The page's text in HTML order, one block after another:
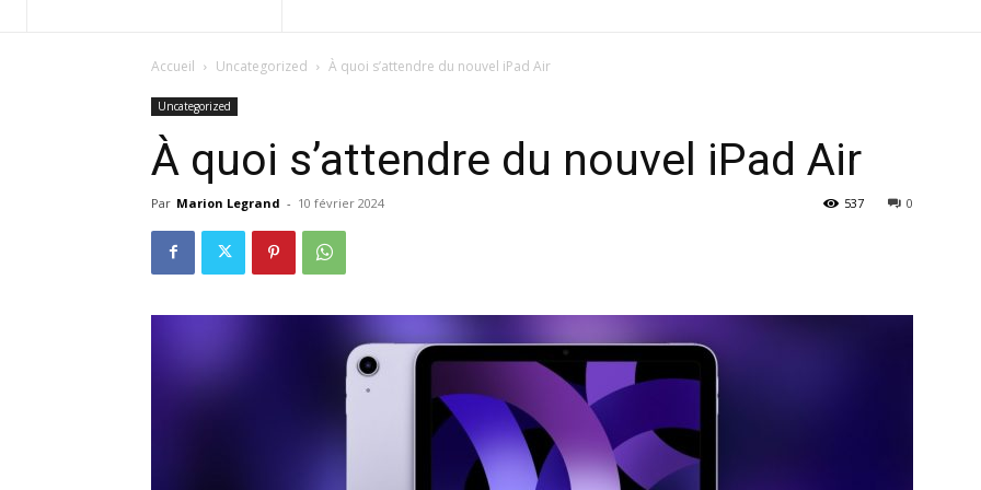
Accueil Uncategorized À quoi s’attendre du nouvel iPad Air
Uncategorized
À quoi s’attendre du nouvel iPad Air
Par Marion Legrand - 10 février 2024 0
537